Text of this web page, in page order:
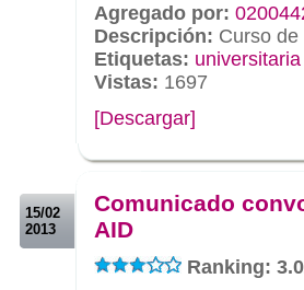
Agregado por:
Descripción: Curso
Etiquetas: universitaria
Vistas: 1697
[Descargar]
15/02
2013
Comunicado
AID
Ranking: 3.0